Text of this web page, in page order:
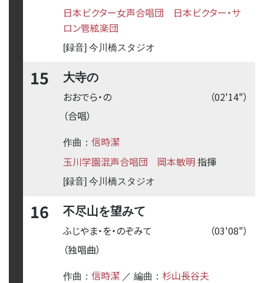
日本ビクター女声合唱団
日本ビクター・サ
ロン管絃楽団
[録音] 今川橋スタジオ
15 大寺の
（02'14"）
おおでら・の
（合唱）
作曲： 信時潔
玉川学園混声合唱団
岡本敏明指揮
[録音] 今川橋スタジオ
16 不尽山を望みて
（03'08"）
ふじやま・を・のぞみて
（独唱曲）
作曲： 信時潔 ／ 編曲： 杉山長谷夫